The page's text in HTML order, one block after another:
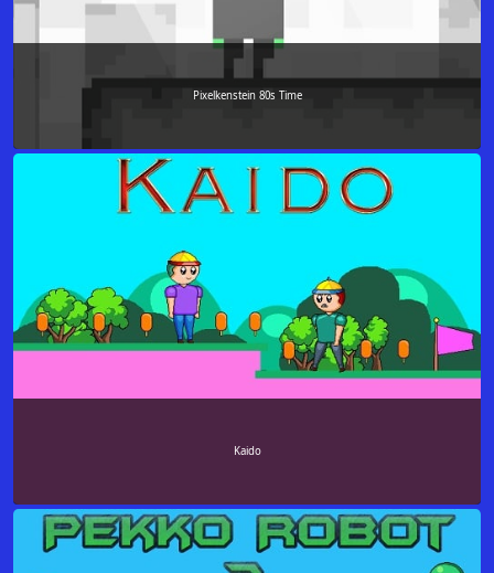
Pixelkenstein 80s Time
Kaido